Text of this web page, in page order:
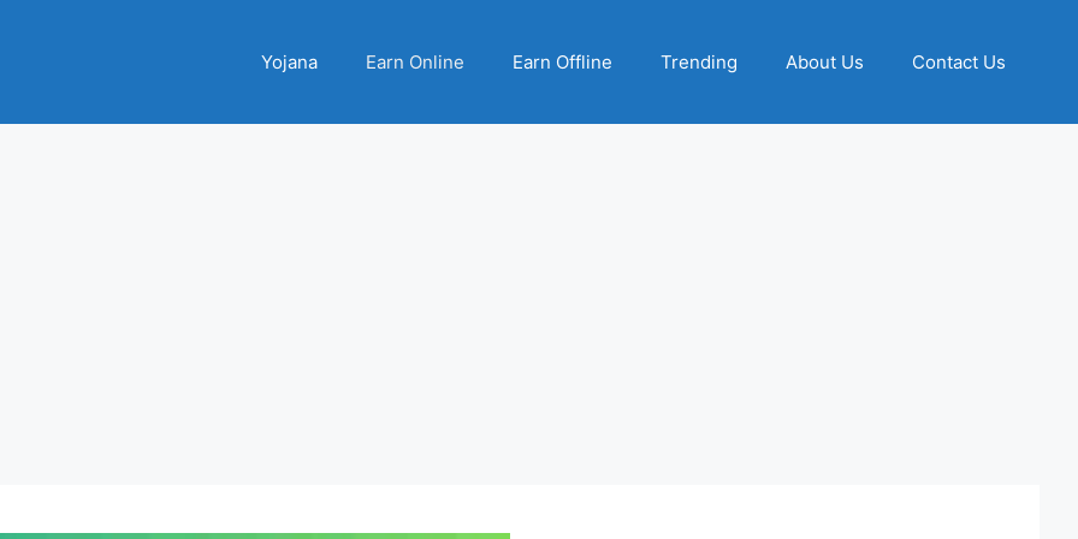
Yojana Earn Online Earn Offline Trending About Us Contact Us